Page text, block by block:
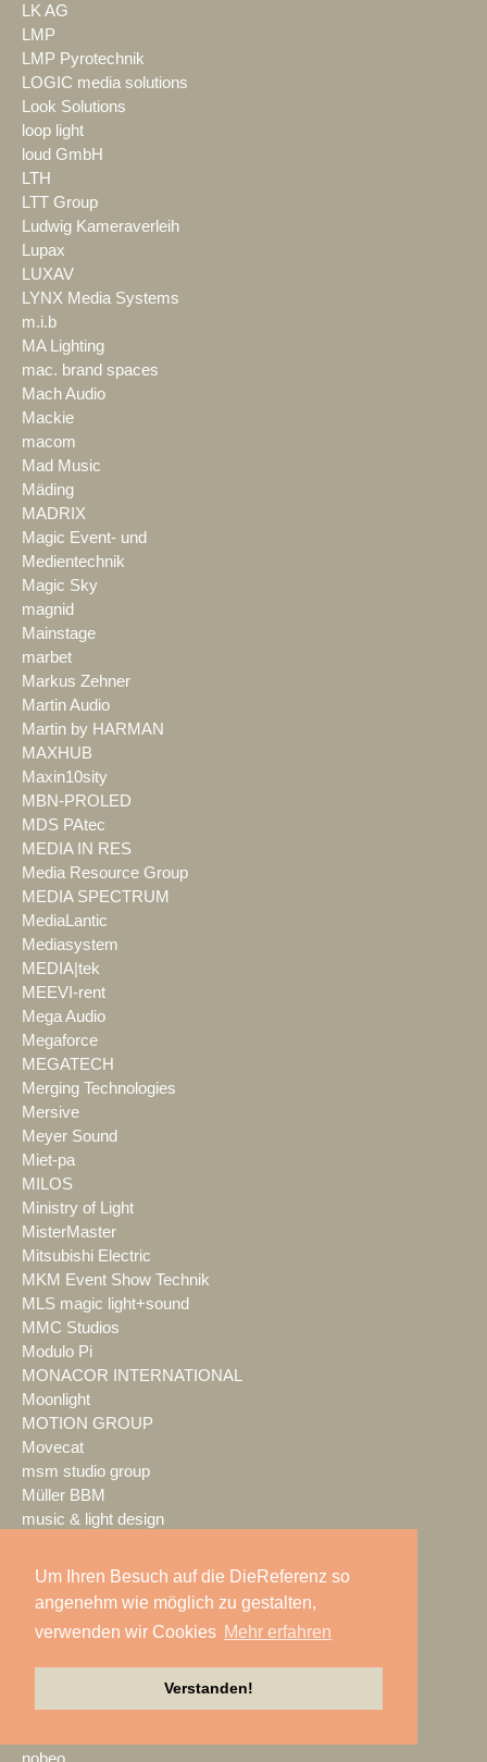
Um Ihren Besuch auf die DieReferenz so
angenehm wie möglich zu gestalten,
verwenden wir Cookies Mehr erfahren
Verstanden!
LK AG
LMP
LMP Pyrotechnik
LOGIC media solutions
Look Solutions
loop light
loud GmbH
LTH
LTT Group
Ludwig Kameraverleih
Lupax
LUXAV
LYNX Media Systems
m.i.b
MA Lighting
mac. brand spaces
Mach Audio
Mackie
macom
Mad Music
Mäding
MADRIX
Magic Event- und
Medientechnik
Magic Sky
magnid
Mainstage
marbet
Markus Zehner
Martin Audio
Martin by HARMAN
MAXHUB
Maxin10sity
MBN-PROLED
MDS PAtec
MEDIA IN RES
Media Resource Group
MEDIA SPECTRUM
MediaLantic
Mediasystem
MEDIA|tek
MEEVI-rent
Mega Audio
Megaforce
MEGATECH
Merging Technologies
Mersive
Meyer Sound
Miet-pa
MILOS
Ministry of Light
MisterMaster
Mitsubishi Electric
MKM Event Show Technik
MLS magic light+sound
MMC Studios
Modulo Pi
MONACOR INTERNATIONAL
Moonlight
MOTION GROUP
Movecat
msm studio group
Müller BBM
music & light design
NEC Display Solutions
Neumann&Müller
Neumann.Berlin
NIEMEIER Event Tools
nobeo